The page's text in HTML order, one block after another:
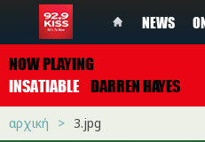
NEWS
NOW PLAYING
INSATIABLE DARREN HAYES
αρχική 3.jpg